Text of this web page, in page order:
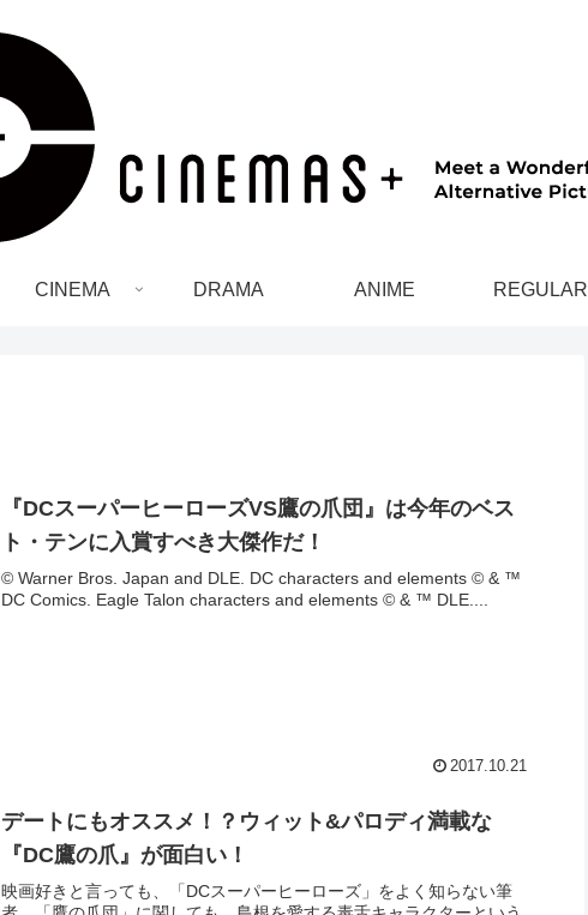
CINEMA DRAMA ANIME REGULAR
『DCスーパーヒーローズVS鷹の爪団』は今年のベス
ト・テンに入賞すべき大傑作だ！
© Warner Bros. Japan and DLE. DC characters and elements © & ™
DC Comics. Eagle Talon characters and elements © & ™ DLE....
2017.10.21
デートにもオススメ！？ウィット&パロディ満載な
『DC鷹の爪』が面白い！
映画好きと言っても、「DCスーパーヒーローズ」をよく知らない筆